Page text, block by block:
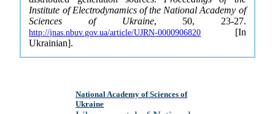
Institute of Electrodynamics of the National Academy of
Sciences of Ukraine, 50, 23-27.
http://jnas.nbuv.gov.ua/article/UJRN-0000906820 [In
Ukrainian].
National Academy of Sciences of
Ukraine